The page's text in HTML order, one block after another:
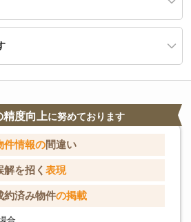
精度向上に努めております
件情報の間違い
解を招く 表現
約済み物件の掲載